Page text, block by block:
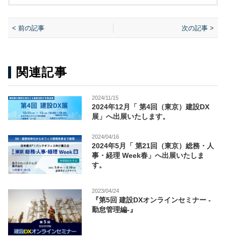
< 前の記事 次の記事 >
関連記事
2024/11/15
2024年12月「 第4回（東京）建設DX
展」へ出展いたします。
2024/04/16
2024年5月「 第21回（東京）総務・人
事・経理 Week春」へ出展いたしま
す。
2023/04/24
『第5回 建設DXオンラインセミナー -
勤怠管理編-』